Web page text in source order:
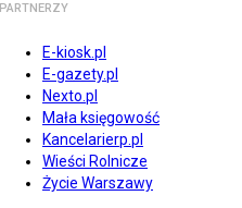
PARTNERZY
E-kiosk.pl
E-gazety.pl
Nexto.pl
Mała księgowość
Kancelarierp.pl
Wieści Rolnicze
Życie Warszawy